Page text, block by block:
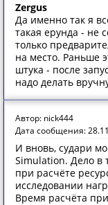
Zergus
Да именно так я
такая ерунда - не
только
на место. Раньше
штука - после
надо делать
Автор: nick444
Дата сообщения:
И вновь, судари
Simulation. Дело в
при расчёте
исследовании
Время расчёта